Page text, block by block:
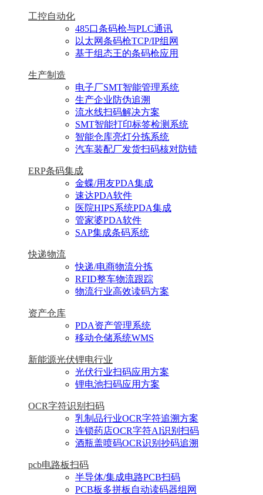
工控自动化
485口条码枪与PLC通讯
以太网条码枪TCP/IP组网
基于组态王的条码枪应用
生产制造
电子厂SMT智能管理系统
生产企业防伪追溯
流水线扫码解决方案
SMT智能打印标签检测系统
智能仓库亮灯分拣系统
汽车装配厂发货扫码核对防错
ERP条码集成
金蝶/用友PDA集成
速达PDA软件
医院HIPS系统PDA集成
管家婆PDA软件
SAP集成条码系统
快递物流
快递/电商物流分拣
RFID整车物流跟踪
物流行业高效读码方案
资产仓库
PDA资产管理系统
移动仓储系统WMS
新能源光伏锂电行业
光伏行业扫码应用方案
锂电池扫码应用方案
OCR字符识别扫码
乳制品行业OCR字符追溯方案
连锁药店OCR字符AI识别扫码
酒瓶盖喷码OCR识别抄码追溯
pcb电路板扫码
半导体/集成电路PCB扫码
PCB板多拼板自动读码器组网